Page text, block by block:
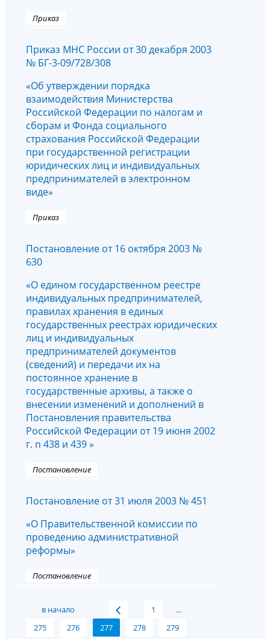
Приказ
Приказ МНС России от 30 декабря 2003
№ БГ-3-09/728/308
«Об утверждении порядка
взаимодействия Министерства
Российской Федерации по налогам и
сборам и Фонда социального
страхования Российской Федерации
при государственной регистрации
юридических лиц и индивидуальных
предпринимателей в электронном
виде»
Приказ
Постановление от 16 октября 2003 №
630
«О едином государственном реестре
индивидуальных предпринимателей,
правилах хранения в единых
государственных реестрах юридических
лиц и индивидуальных
предпринимателей документов
(сведений) и передачи их на
постоянное хранение в
государственные архивы, а также о
внесении изменений и дополнений в
Постановления правительства
Российской Федерации от 19 июня 2002
г. n 438 и 439 »
Постановление
Постановление от 31 июля 2003 № 451
«О Правительственной комиссии по
проведению административной
реформы»
Постановление
в начало 1
...
275
276 277 278
279